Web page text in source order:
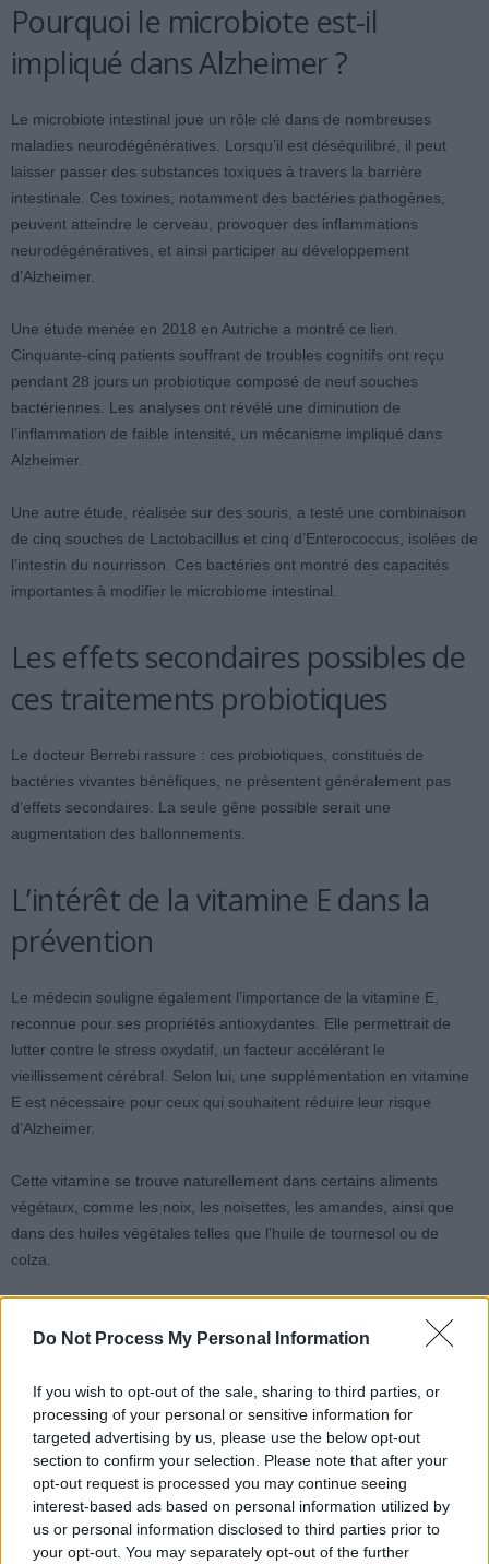
Do Not Process My Personal Information
If you wish to opt-out of the sale, sharing to third parties, or
processing of your personal or sensitive information for
targeted advertising by us, please use the below opt-out
section to confirm your selection. Please note that after your
opt-out request is processed you may continue seeing
interest-based ads based on personal information utilized by
us or personal information disclosed to third parties prior to
your opt-out. You may separately opt-out of the further
Pourquoi le microbiote est-il
impliqué dans Alzheimer ?
Le microbiote intestinal joue un rôle clé dans de nombreuses
maladies neurodégénératives. Lorsqu’il est déséquilibré, il peut
laisser passer des substances toxiques à travers la barrière
intestinale. Ces toxines, notamment des bactéries pathogènes,
peuvent atteindre le cerveau, provoquer des inflammations
neurodégénératives, et ainsi participer au développement
d’Alzheimer.
Une étude menée en 2018 en Autriche a montré ce lien.
Cinquante-cinq patients souffrant de troubles cognitifs ont reçu
pendant 28 jours un probiotique composé de neuf souches
bactériennes. Les analyses ont révélé une diminution de
l’inflammation de faible intensité, un mécanisme impliqué dans
Alzheimer.
Une autre étude, réalisée sur des souris, a testé une combinaison
de cinq souches de Lactobacillus et cinq d’Enterococcus, isolées de
l’intestin du nourrisson. Ces bactéries ont montré des capacités
importantes à modifier le microbiome intestinal.
Les effets secondaires possibles de
ces traitements probiotiques
Le docteur Berrebi rassure : ces probiotiques, constitués de
bactéries vivantes bénéfiques, ne présentent généralement pas
d’effets secondaires. La seule gêne possible serait une
augmentation des ballonnements.
L’intérêt de la vitamine E dans la
prévention
Le médecin souligne également l’importance de la vitamine E,
reconnue pour ses propriétés antioxydantes. Elle permettrait de
lutter contre le stress oxydatif, un facteur accélérant le
vieillissement cérébral. Selon lui, une supplémentation en vitamine
E est nécessaire pour ceux qui souhaitent réduire leur risque
d’Alzheimer.
Cette vitamine se trouve naturellement dans certains aliments
végétaux, comme les noix, les noisettes, les amandes, ainsi que
dans des huiles végétales telles que l’huile de tournesol ou de
colza.
Comment appliquer ces
quotidienne ?
Malgré des résultats prometteurs, le docteur Berrebi reste prudent.
Il rappelle que ces études doivent être confirmées à grande échelle
chez l’humain. Il précise que les souches probiotiques administrées
ne colonisent pas forcément l’intestin de tous, et qu’elles ne